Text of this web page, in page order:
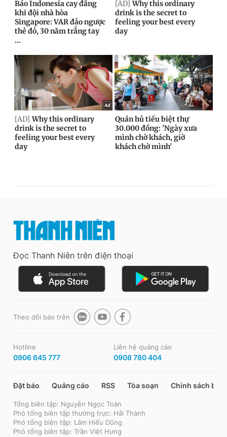
Đọc Thanh Niên trên điện thoại
Theo dõi báo trên
Hotline
0906 645 777
Liên hệ quảng cáo
0908 780 404
Đặt báo Quảng cáo RSS Tòa soạn Chính sách bảo
Tổng biên tập: Nguyễn Ngọc Toàn
Phó tổng biên tập thường trực: Hải Thành
Phó tổng biên tập: Lâm Hiếu Dũng
Phó tổng biên tập: Trần Việt Hưng